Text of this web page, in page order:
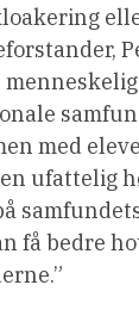
med
ufattelig
få bedre